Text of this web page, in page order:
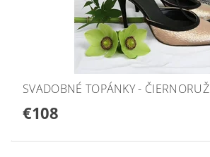
SVADOBNÉ TOPÁNKY -
€108